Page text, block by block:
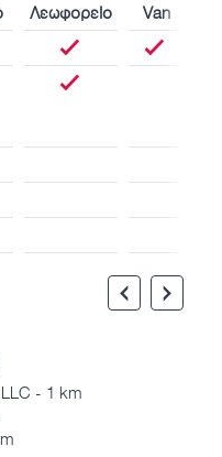
Λεωφορείο
Van
- 1 km